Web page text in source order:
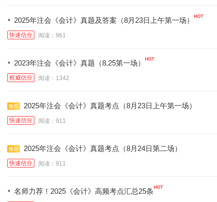
· 2025年注会《会计》真题及答案（8月23日上午第一场）
快速估分 阅读：961
· 2023年注会《会计》真题（8.25第一场）
权威估分 阅读：1342
2025年注会《会计》真题考点（8月23日上午第一场）
快速估分 阅读：911
2025年注会《会计》真题考点（8月24日第二场）
快速估分 阅读：911
· 名师力荐！2025《会计》高频考点汇总25条